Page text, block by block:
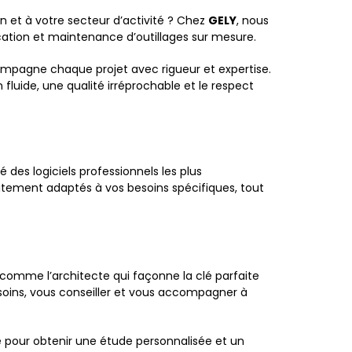
à votre secteur d’activité ? Chez GELY, nous
et maintenance d’outillages sur mesure.
chaque projet avec rigueur et expertise.
fluide, une qualité irréprochable et le respect
logiciels professionnels les plus
adaptés à vos besoins spécifiques, tout
l’architecte qui façonne la clé parfaite
vous conseiller et vous accompagner à
obtenir une étude personnalisée et un